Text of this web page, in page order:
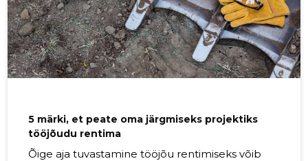
pakub paindlikkust tööjõuvajaduste
suurendamiseks või vähendamiseks, tagades, et
ettevõtted saavad turumuutustele tõhusalt
reageerida. Tööjõu rentimise finantsilised
5 märki, et peate oma järgmiseks projektiks
tööjõudu rentima
Õige aja tuvastamine tööjõu rentimiseks võib